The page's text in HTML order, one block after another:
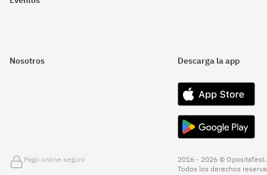
Nosotros Descarga la app
Pago online seguro
2016 - 2026 © OpositaTest.
Todos los derechos